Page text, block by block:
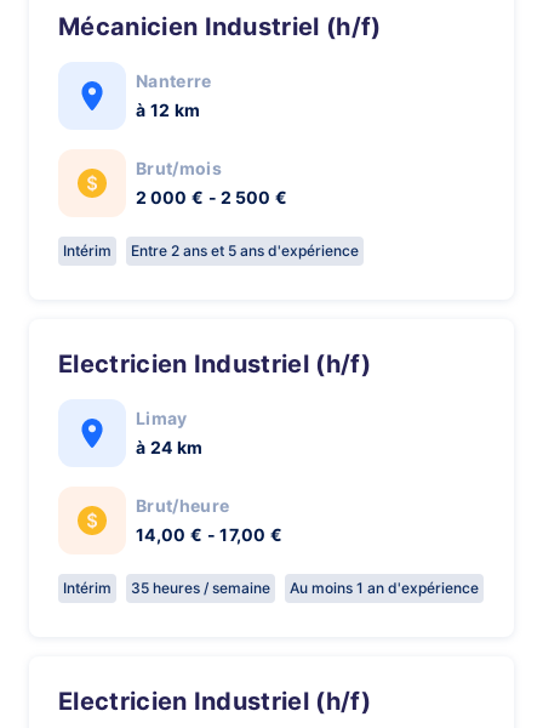
Mécanicien Industriel (h/f)
Nanterre
à 12 km
Brut/mois
2 000 € - 2 500 €
Intérim Entre 2 ans et 5 ans d'expérience
Electricien Industriel (h/f)
Limay
à 24 km
Brut/heure
14,00 € - 17,00 €
Intérim 35 heures / semaine Au moins 1 an d'expérience
Electricien Industriel (h/f)